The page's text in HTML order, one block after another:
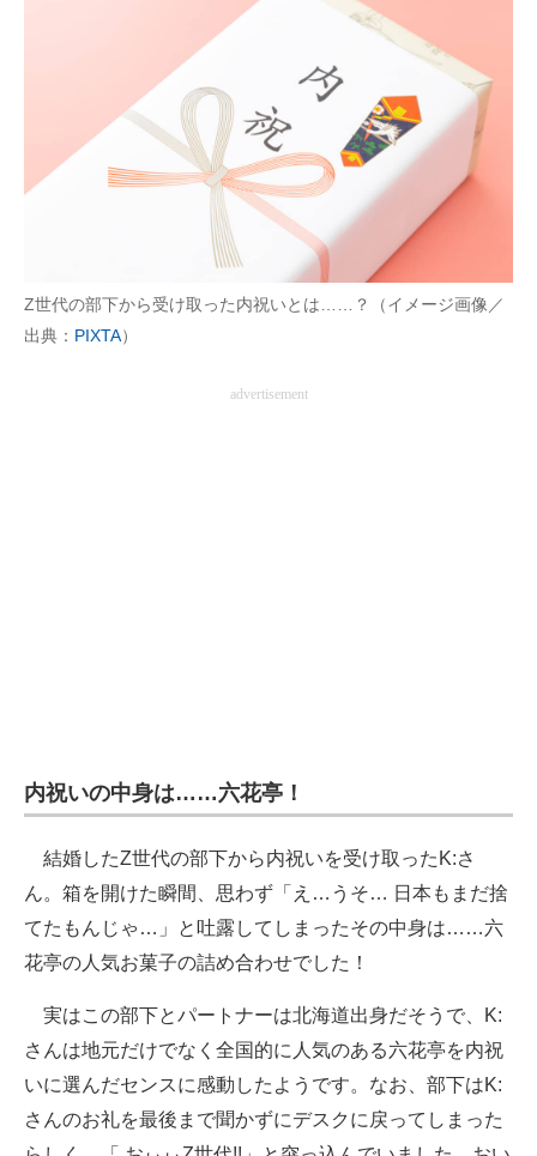
Z世代の部下から受け取った内祝いとは……？（イメージ画像／
出典： PIXTA）
advertisement
内祝いの中身は……六花亭！
結婚したZ世代の部下から内祝いを受け取ったK:さ
ん。箱を開けた瞬間、思わず「え…うそ… 日本もまだ捨
てたもんじゃ…」と吐露してしまったその中身は……六
花亭の人気お菓子の詰め合わせでした！
実はこの部下とパートナーは北海道出身だそうで、K:
さんは地元だけでなく全国的に人気のある六花亭を内祝
いに選んだセンスに感動したようです。なお、部下はK:
さんのお礼を最後まで聞かずにデスクに戻ってしまった